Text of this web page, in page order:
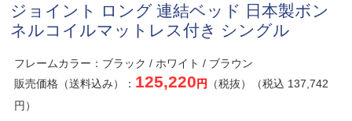
ジョイント ロング 連結ベッド 日本製ボン
ネルコイルマットレス付き シングル
フレームカラー：ブラック / ホワイト / ブラウン
販売価格（送料込み）： 125,220 円
（税抜）（税込 137,742
円）